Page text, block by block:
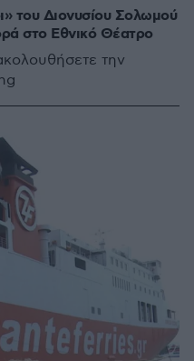
του Διονυσίου Σολωμού
στο Εθνικό Θέατρο
την